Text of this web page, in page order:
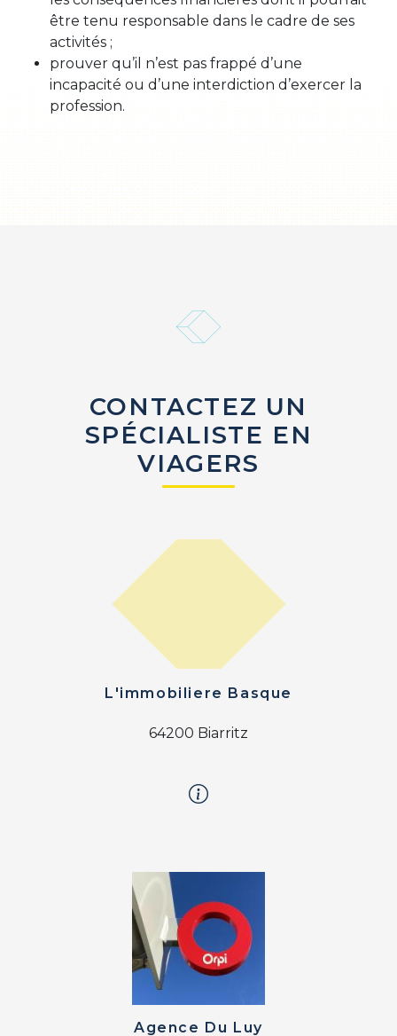
être tenu responsable dans le cadre de ses
activités ;
prouver qu’il n’est pas frappé d’une
incapacité ou d’une interdiction d’exercer la
profession.
CONTACTEZ UN
SPÉCIALISTE EN
VIAGERS
L'immobiliere Basque
64200 Biarritz
Agence Du Luy